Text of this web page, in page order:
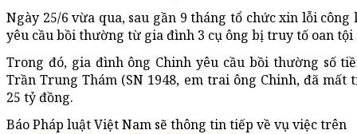
Ngày 25/6 vừa qua, sau gần 9 tháng tổ chức xin lỗi
yêu cầu bồi thường từ gia đình 3 cụ ông bị truy tố oan tội
Trong đó, gia đình ông Chinh yêu cầu bồi thường số
Trần Trung Thám (SN 1948, em trai ông Chinh, đã
25 tỷ đồng.
Báo Pháp luật Việt Nam sẽ thông tin tiếp về vụ việc trên